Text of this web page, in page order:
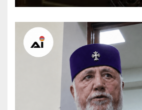
signature finale